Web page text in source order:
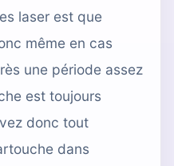
laser est que
même en cas
une période assez
est toujours
donc tout
dans